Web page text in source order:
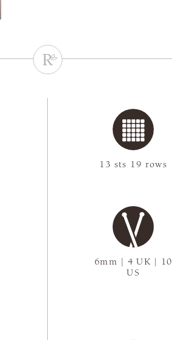
6mm | 4 UK | 10
US
13 sts 19 rows